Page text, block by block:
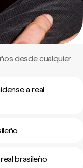
desde cualquier
a real
brasileño